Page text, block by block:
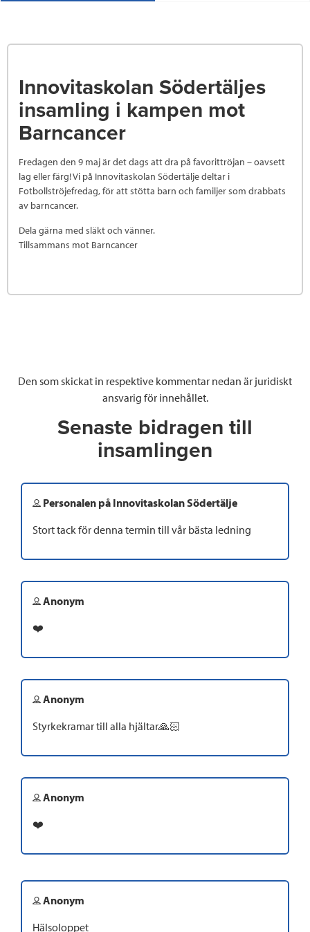
Innovitaskolan Södertäljes
insamling i kampen mot
Barncancer
Fredagen den 9 maj är det dags att dra på favorittröjan – oavsett
lag eller färg! Vi på Innovitaskolan Södertälje deltar i
Fotbollströjefredag, för att stötta barn och familjer som drabbats
av barncancer.
Dela gärna med släkt och vänner.
Tillsammans mot Barncancer
Den som skickat in respektive kommentar nedan är juridiskt
ansvarig för innehållet.
Senaste bidragen till
insamlingen
Personalen på Innovitaskolan Södertälje
Stort tack för denna termin till vår bästa ledning
Anonym
❤️
Anonym
Styrkekramar till alla hjältar🙏🏻
Anonym
❤️
Anonym
Hälsoloppet